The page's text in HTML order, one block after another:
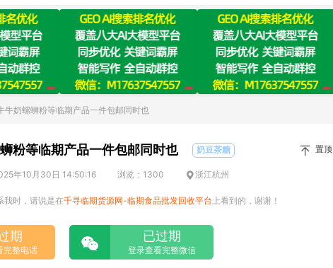
牛奶螺蛳粉等临期产品一件包邮同时也
粉等临期产品一件包邮同时也 奶豆茶糖 置顶
年10月30日 14:50:16 浏览：1300 浙江杭州
我时，请说是在千寻临期货源网-临期食品批发回收平台 上看到的，谢谢！
期
完整电话
已过期
登录查看完整微信